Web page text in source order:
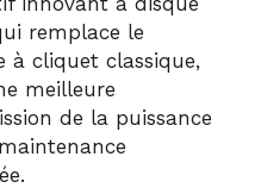
remplace le
à cliquet classique,
meilleure
de la puissance